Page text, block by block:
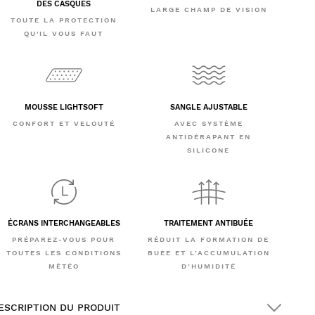
DES CASQUES
TOUTE LA PROTECTION
QU'IL VOUS FAUT
LARGE CHAMP DE VISION
MOUSSE LIGHTSOFT
CONFORT ET VELOUTÉ
SANGLE AJUSTABLE
AVEC SYSTÈME
ANTIDÉRAPANT EN
SILICONE
ÉCRANS INTERCHANGEABLES
PRÉPAREZ-VOUS POUR
TOUTES LES CONDITIONS
MÉTÉO
TRAITEMENT ANTIBUÉE
RÉDUIT LA FORMATION DE
BUÉE ET L’ACCUMULATION
D’HUMIDITÉ
DU PRODUIT